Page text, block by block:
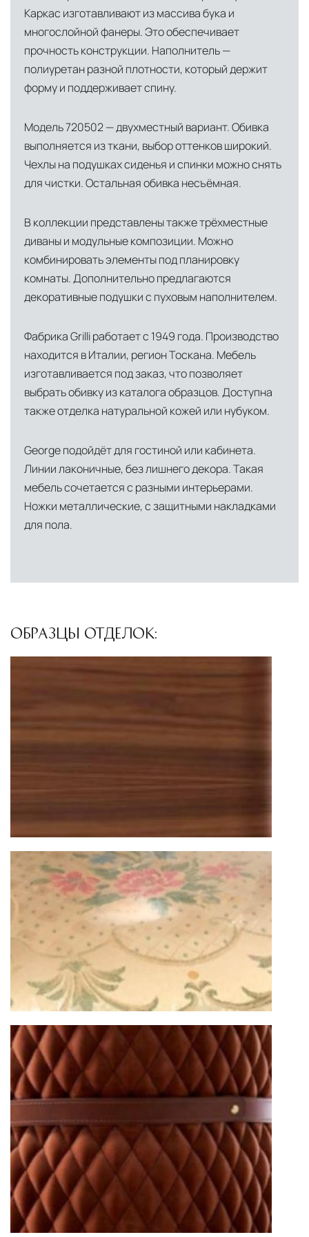
инфраструктуры позволяет сократить сроки
доставки и обеспечить полный контроль над
сохранностью продукции.
Глобальная сеть распределительных
центров
логистическими узлами в ключевых
международных хабах:
Дубай, ОАЭ— региональный центр для
— распределительная база для
Средиземноморского региона
Лондон, Великобритания—
логистический хаб для европейского рынка
североамериканского сегмента
Другие страны Европы— расширенная
сеть партнёрских складов
Условия доставки по Москве и Московской
Для клиентов Москвы и МО предусмотрены
следующие услуги:
Доставка до адреса— транспортировка
товара от нашего склада непосредственно к
специального оборудования и техники
Подъём на этажи— доставка мебели и
дверных блоков в квартиры и офисы с
использованием лифтов или монтажных
очистка помещения от тары и упаковки
предмет повреждений и дефектов при
доставке
Сроки доставки
Стандартная доставка по
Москве осуществляется в течение 3-5 рабочих
дней. Для Московской области сроки зависят
от удалённости объекта и варьируются от 5 до
10 рабочих дней. Возможна срочная доставка
при наличии свободных логистических
ресурсов.
Управление логистикой и контроль
качества
Каждый заказ отслеживается в режиме
реального времени через систему GPS-
мониторинга. Наша команда логистических
специалистов с опытом работы в
международной доставке обеспечивает
полную сохранность груза, соблюдение
температурного режима и защиту от
механических повреждений на всех этапах
Каркас изготавливают из массива бука и
многослойной фанеры. Это обеспечивает
прочность конструкции. Наполнитель —
полиуретан разной плотности, который держит
форму и поддерживает спину.
Модель 720502 — двухместный вариант. Обивка
выполняется из ткани, выбор оттенков широкий.
Чехлы на подушках сиденья и спинки можно снять
для чистки. Остальная обивка несъёмная.
В коллекции представлены также трёхместные
диваны и модульные композиции. Можно
комбинировать элементы под планировку
комнаты. Дополнительно предлагаются
декоративные подушки с пуховым наполнителем.
Фабрика Grilli работает с 1949 года. Производство
находится в Италии, регион Тоскана. Мебель
изготавливается под заказ, что позволяет
выбрать обивку из каталога образцов. Доступна
также отделка натуральной кожей или нубуком.
George подойдёт для гостиной или кабинета.
Линии лаконичные, без лишнего декора. Такая
мебель сочетается с разными интерьерами.
Ножки металлические, с защитными накладками
для пола.
ОБРАЗЦЫ ОТДЕЛОК: